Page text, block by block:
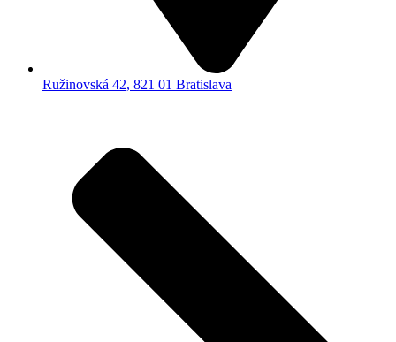
Ružinovská 42, 821 01 Bratislava